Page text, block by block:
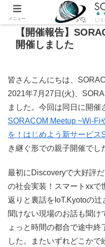
【開催報告】
開催しました
皆さんこんにちは、
2021年7月27日(火)、
ました。今回は同日に開催
SORACOM Meetup ~Wi-Fi
を！はじめよう新サービス
き継ぐ形での親子開催でし
最初にDiscoveryで大好評
の社会実装！スマートxxで
返りと裏話をIoT.Kyotoの
聞けない現場のお話も聞け
ょっと時間の都合で途中終
した。またいずれどこかで
メニュー